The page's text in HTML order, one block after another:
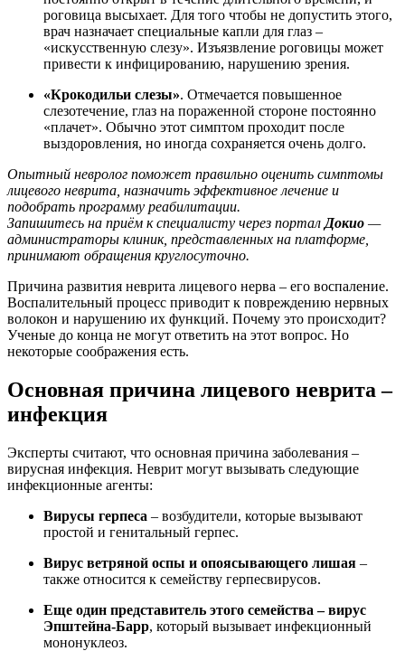
роговица высыхает. Для того чтобы не допустить этого,
врач назначает специальные капли для глаз –
«искусственную слезу». Изъязвление роговицы может
привести к инфицированию, нарушению зрения.
«Крокодильи слезы». Отмечается повышенное
слезотечение, глаз на пораженной стороне постоянно
«плачет». Обычно этот симптом проходит после
выздоровления, но иногда сохраняется очень долго.
Опытный невролог поможет правильно оценить симптомы
лицевого неврита, назначить эффективное лечение и
подобрать программу реабилитации.
Запишитесь на приём к специалисту через портал Докио —
администраторы клиник, представленных на платформе,
принимают обращения круглосуточно.
Причина развития неврита лицевого нерва – его воспаление.
Воспалительный процесс приводит к повреждению нервных
волокон и нарушению их функций. Почему это происходит?
Ученые до конца не могут ответить на этот вопрос. Но
некоторые соображения есть.
Основная причина лицевого неврита –
инфекция
Эксперты считают, что основная причина заболевания –
вирусная инфекция. Неврит могут вызывать следующие
инфекционные агенты:
Вирусы герпеса – возбудители, которые вызывают
простой и генитальный герпес.
Вирус ветряной оспы и опоясывающего лишая –
также относится к семейству герпесвирусов.
Еще один представитель этого семейства – вирус
Эпштейна-Барр, который вызывает инфекционный
мононуклеоз.